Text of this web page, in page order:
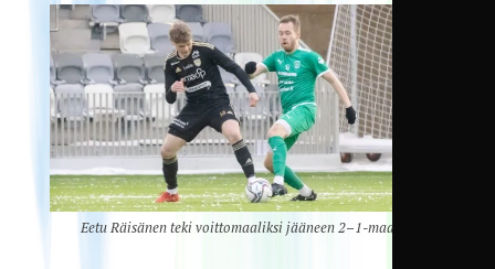
Eetu Räisänen teki voittomaaliksi jääneen 2–1-maalin.